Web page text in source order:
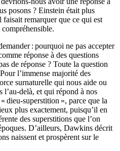
posons ? Einstein était plus
remarquer que ce qui est
compréhensible.
: pourquoi ne pas accepter
réponse à des questions
de réponse ? Toute la question
l’immense majorité des
surnaturelle qui nous aide ou
l’au-delà, et qui répond à nos
dieu-superstition », parce que la
plus exactement, puisqu’il en
des superstitions que l’on
D’ailleurs, Dawkins décrit
naissent et prospèrent sur le